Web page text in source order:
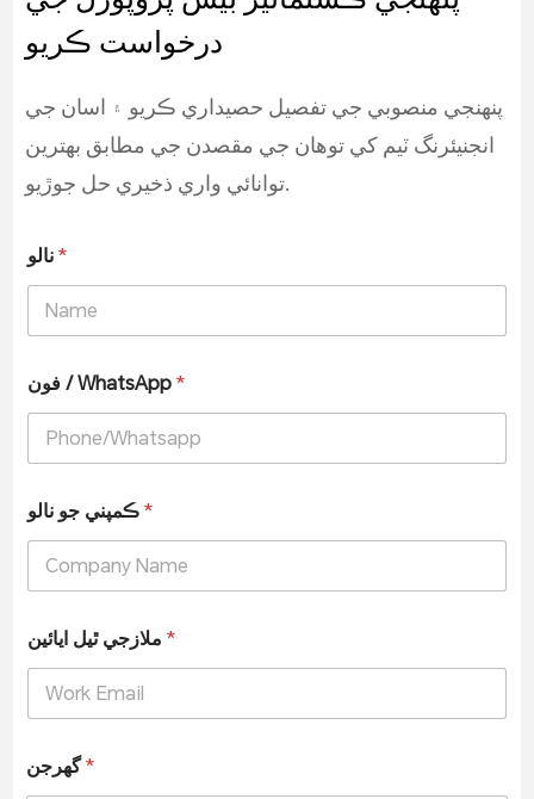
درخواست ڪريو
پنھنجي منصوبي جي تفصيل حصيداري ڪريو ۽ اسان جي
انجنيئرنگ ٽيم کي توھان جي مقصدن جي مطابق بھترين
توانائي واري ذخيري حل جوڙيو.
نالو*
فون / WhatsApp*
ڪمپني جو نالو*
ملازجي ٿيل ايائين*
گھرجن*